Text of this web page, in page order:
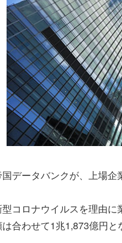
国データバンクが、上場企
型コロナウイルスを理由
合わせて1兆1,873億円と